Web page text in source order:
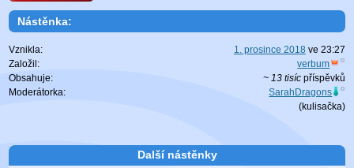
Nástěnka:
Vznikla: 1. prosince 2018 ve 23:27
Založil:
verbum
Obsahuje:
~ 13 tisícpříspěvků
Moderátorka:
SarahDragons
(kulisačka)
Další nástěnky